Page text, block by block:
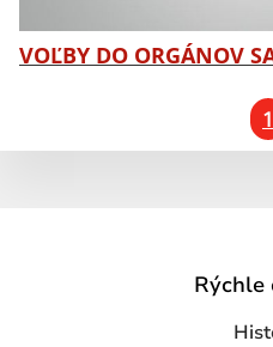
VOĽBY DO ORGÁNOV
1
Rýchle